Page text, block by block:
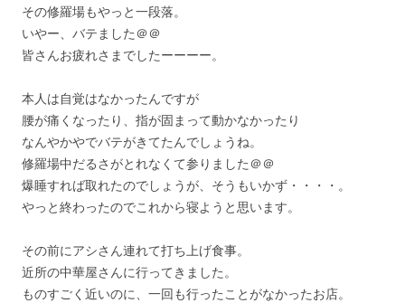
その修羅場もやっと一段落。
いやー、バテました＠＠
皆さんお疲れさまでしたーーーー。
本人は自覚はなかったんですが
腰が痛くなったり、指が固まって動かなかったり
なんやかやでバテがきてたんでしょうね。
修羅場中だるさがとれなくて参りました＠＠
爆睡すれば取れたのでしょうが、そうもいかず・・・・。
やっと終わったのでこれから寝ようと思います。
その前にアシさん連れて打ち上げ食事。
近所の中華屋さんに行ってきました。
ものすごく近いのに、一回も行ったことがなかったお店。